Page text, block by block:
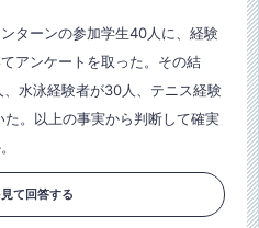
ターンの参加学生40人に、経験
アンケートを取った。その結
水泳経験者が30人、テニス経験
。以上の事実から判断して確実
て回答する